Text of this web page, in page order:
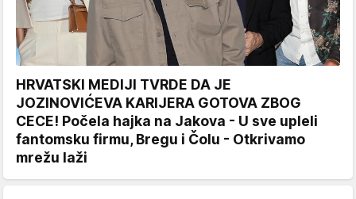
HRVATSKI MEDIJI TVRDE DA JE
JOZINOVIĆEVA KARIJERA GOTOVA ZBOG
CECE! Počela hajka na Jakova - U sve upleli
fantomsku firmu, Bregu i Čolu - Otkrivamo
mrežu laži